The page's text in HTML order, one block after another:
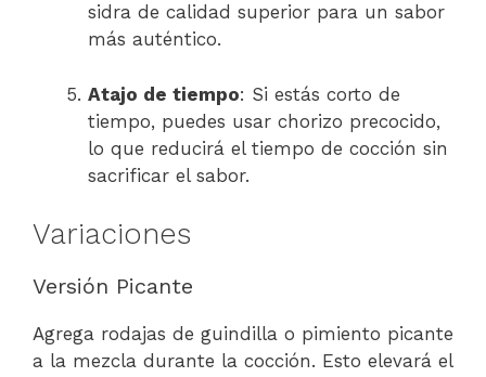
sidra de calidad superior para un sabor
más auténtico.
Atajo de tiempo: Si estás corto de
tiempo, puedes usar chorizo precocido,
lo que reducirá el tiempo de cocción sin
sacrificar el sabor.
Variaciones
Versión Picante
Agrega rodajas de guindilla o pimiento picante
a la mezcla durante la cocción. Esto elevará el